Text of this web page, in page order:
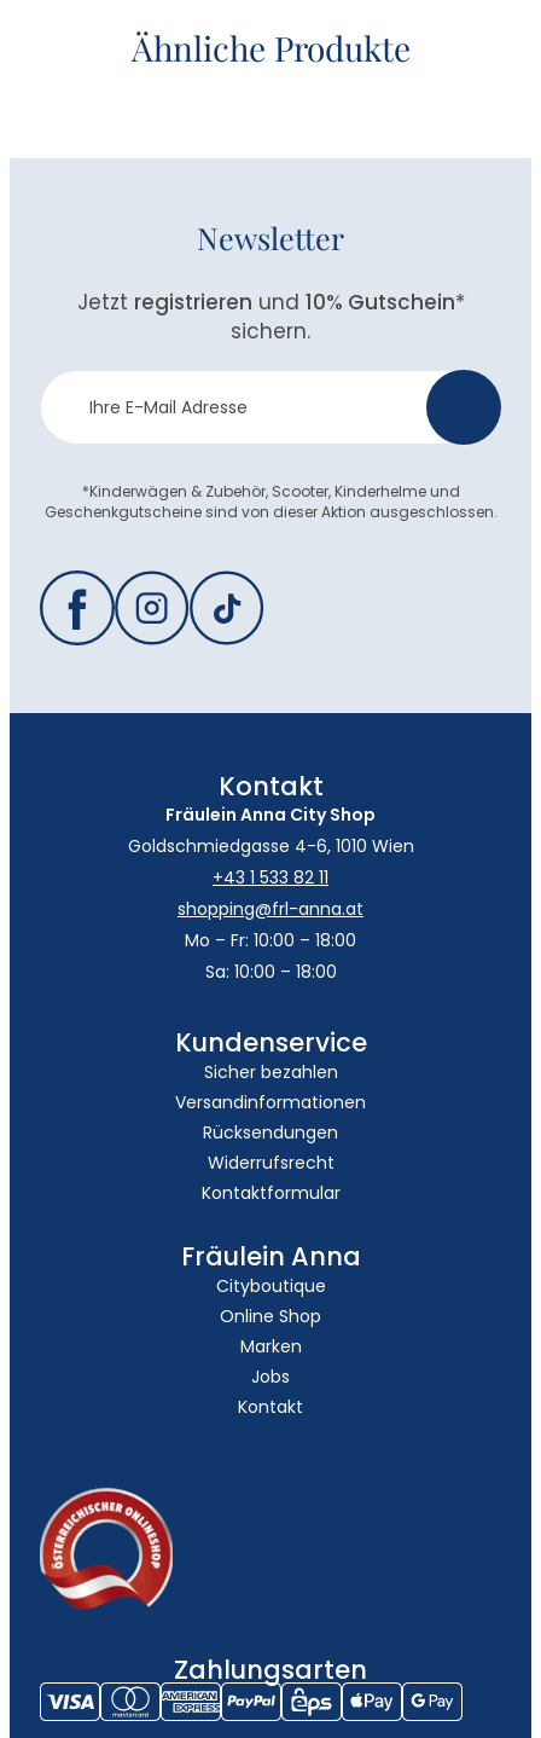
Ähnliche Produkte
Newsletter
Jetzt registrieren und 10% Gutschein*
sichern.
Newsletter
Anmeldung
*Kinderwägen & Zubehör, Scooter, Kinderhelme und
Geschenkgutscheine sind von dieser Aktion ausgeschlossen.
Kontakt
Fräulein Anna City Shop
Goldschmiedgasse 4-6, 1010 Wien
+43 1 533 82 11
shopping@frl-anna.at
Mo – Fr: 10:00 – 18:00
Sa: 10:00 – 18:00
Kundenservice
Sicher bezahlen
Versandinformationen
Rücksendungen
Widerrufsrecht
Kontaktformular
Fräulein Anna
Cityboutique
Online Shop
Marken
Jobs
Kontakt
Zahlungsarten